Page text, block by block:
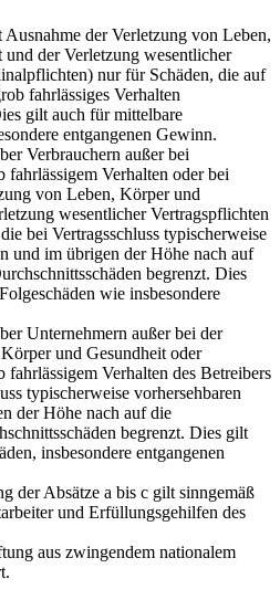
der Verletzung von Leben,
der Verletzung wesentlicher
nur für Schäden, die auf
fahrlässiges Verhalten
gilt auch für mittelbare
entgangenen Gewinn.
Verbrauchern außer bei
fahrlässigem Verhalten oder bei
von Leben, Körper und
wesentlicher Vertragspflichten
bei Vertragsschluss typischerweise
und im übrigen der Höhe nach auf
begrenzt. Dies
wie insbesondere
Unternehmern außer bei der
und Gesundheit oder
fahrlässigem Verhalten des Betreibers
typischerweise vorhersehbaren
der Höhe nach auf die
begrenzt. Dies gilt
insbesondere entgangenen
der Absätze a bis c gilt sinngemäß
und Erfüllungsgehilfen des
aus zwingendem nationalem